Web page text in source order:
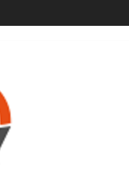
Conde de Benalúa
15/02/2023